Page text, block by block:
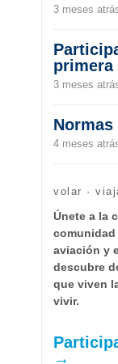
3 meses
primera
3 meses
4 meses
volar ·
Únete a la
aviación y
descubre
que viven
vivir.
→